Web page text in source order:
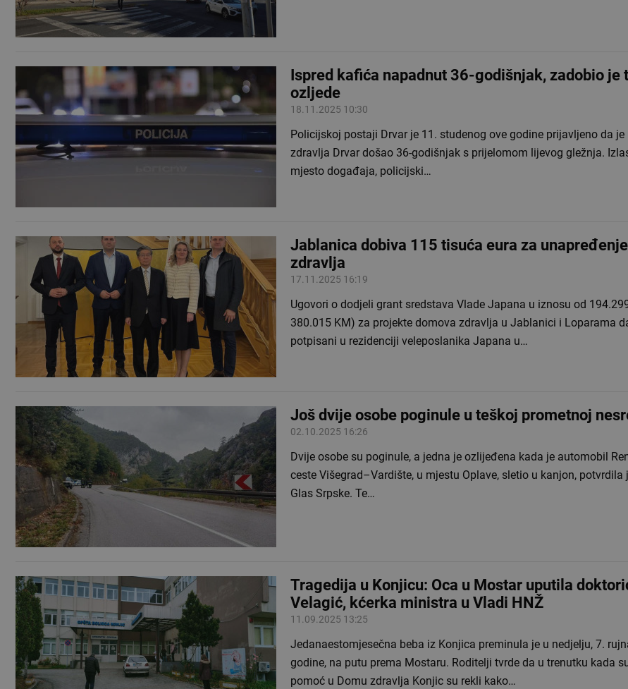
Ispred kafića napadnut 36-godišnjak, zadobio je
ozljede
18.11.2025 10:30
Policijskoj postaji Drvar je 11. studenog ove godine prijavljeno da je
zdravlja Drvar došao 36-godišnjak s prijelomom lijevog gležnja.
mjesto događaja, policijski…
Jablanica dobiva 115 tisuća eura za
zdravlja
17.11.2025 16:19
Ugovori o dodjeli grant sredstava Vlade Japana u iznosu od
380.015 KM) za projekte domova zdravlja u Jablanici i Loparama
potpisani u rezidenciji veleposlanika Japana u…
Još dvije osobe poginule u teškoj prometnoj
02.10.2025 16:26
Dvije osobe su poginule, a jedna je ozlijeđena kada je automobil
ceste Višegrad–Vardište, u mjestu Oplave, sletio u kanjon, potvrdila
Glas Srpske. Te…
Tragedija u Konjicu: Oca u Mostar uputila
Velagić, kćerka ministra u Vladi HNŽ
11.09.2025 13:25
Jedanaestomjesečna beba iz Konjica preminula je u nedjelju, 7.
godine, na putu prema Mostaru. Roditelji tvrde da u trenutku kada
pomoć u Domu zdravlja Konjic su rekli kako…